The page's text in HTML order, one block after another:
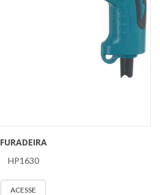
FURADEIRA
HP1630
ACESSE